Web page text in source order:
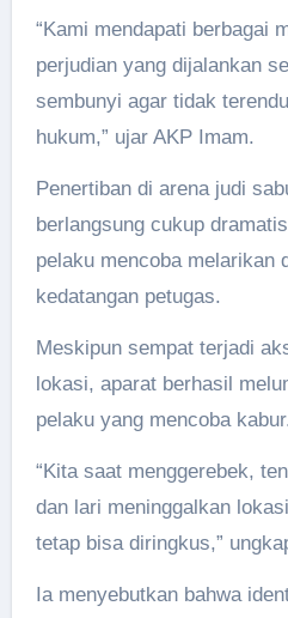
“Kami mendapati berbagai
perjudian yang dijalankan
sembunyi agar tidak
hukum,” ujar AKP Imam.
Penertiban di arena judi
berlangsung cukup
pelaku mencoba melarikan
kedatangan petugas.
Meskipun sempat terjadi
lokasi, aparat berhasil
pelaku yang mencoba
“Kita saat menggerebek,
dan lari meninggalkan
tetap bisa diringkus,”
Ia menyebutkan bahwa